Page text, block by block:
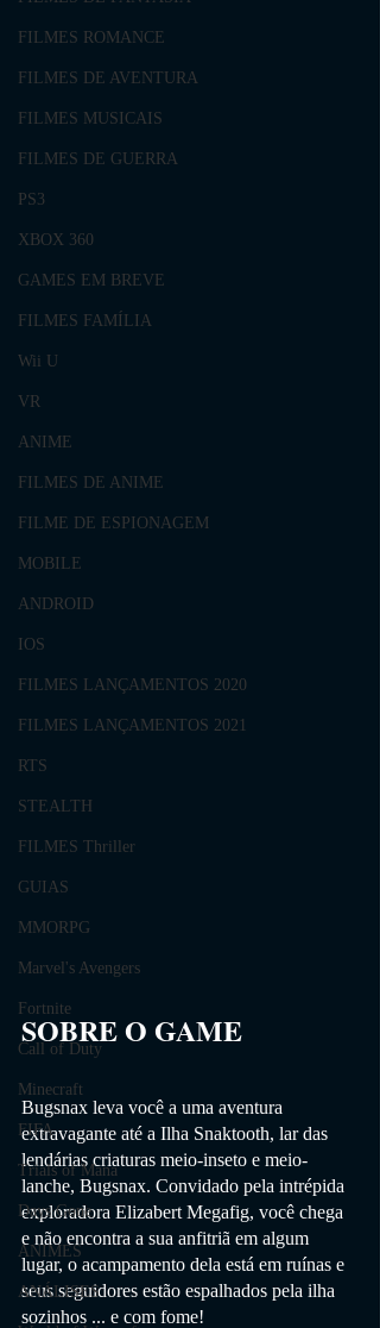
FILMES ROMANCE
FILMES DE AVENTURA
FILMES MUSICAIS
FILMES DE GUERRA
PS3
XBOX 360
GAMES EM BREVE
FILMES FAMÍLIA
Wii U
VR
ANIME
FILMES DE ANIME
FILME DE ESPIONAGEM
MOBILE
ANDROID
IOS
FILMES LANÇAMENTOS 2020
FILMES LANÇAMENTOS 2021
RTS
STEALTH
FILMES Thriller
GUIAS
MMORPG
Marvel's Avengers
Fortnite
Call of Duty
Minecraft
FIFA
Trials of Mana
Days Gone
ANIMES
ANÁLISES
SOBRE O GAME
Bugsnax leva você a uma aventura
extravagante até a Ilha Snaktooth, lar das
lendárias criaturas meio-inseto e meio-
lanche, Bugsnax. Convidado pela intrépida
exploradora Elizabert Megafig, você chega
e não encontra a sua anfitriã em algum
lugar, o acampamento dela está em ruínas e
seus seguidores estão espalhados pela ilha
sozinhos ... e com fome!